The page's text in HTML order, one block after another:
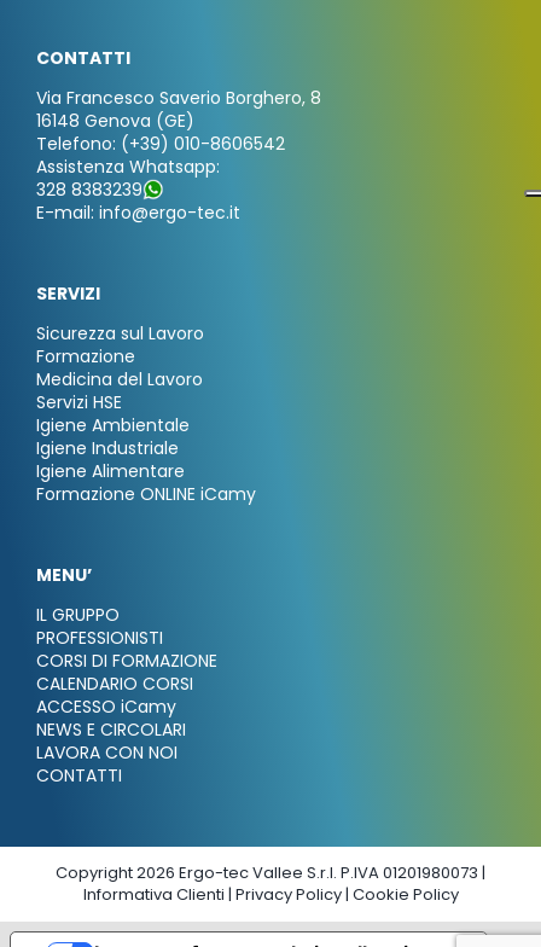
CONTATTI
Via Francesco Saverio Borghero, 8
16148 Genova (GE)
Telefono: (+39) 010-8606542
Assistenza Whatsapp:
328 8383239
E-mail: info@ergo-tec.it
SERVIZI
Sicurezza sul Lavoro
Formazione
Medicina del Lavoro
Servizi HSE
Igiene Ambientale
Igiene Industriale
Igiene Alimentare
Formazione ONLINE iCamy
MENU’
IL GRUPPO
PROFESSIONISTI
CORSI DI FORMAZIONE
CALENDARIO CORSI
ACCESSO iCamy
NEWS E CIRCOLARI
LAVORA CON NOI
CONTATTI
Copyright 2026 Ergo-tec Vallee S.r.l. P.IVA 01201980073 |
Informativa Clienti | Privacy Policy| Cookie Policy